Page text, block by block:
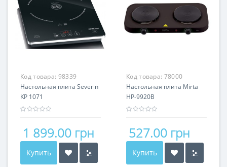
Код товара: 98339
Настольная плита Severin
KP 1071
1 899.00 грн
Купить
Код товара: 78000
Настольная плита Mirta
HP-9920B
527.00 грн
Купить